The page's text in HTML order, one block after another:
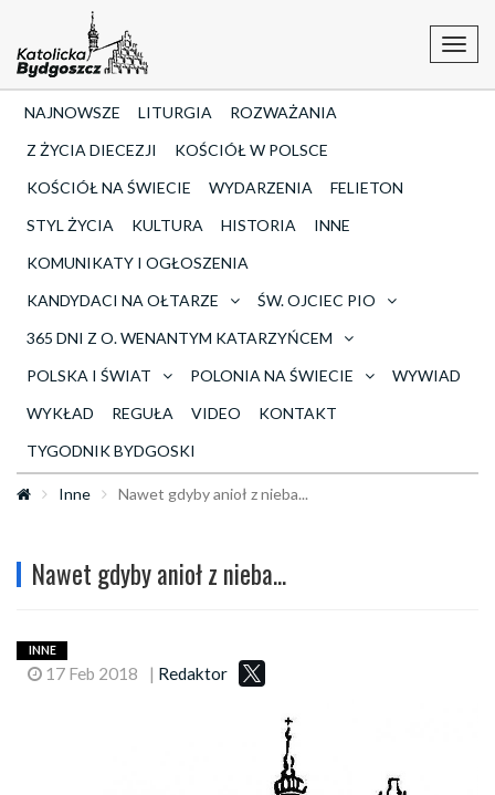
NAJNOWSZE LITURGIA
ROZWAŻANIA
Z ŻYCIA DIECEZJI
KOŚCIÓŁ W POLSCE
KOŚCIÓŁ NA ŚWIECIE
WYDARZENIA
FELIETON
STYL ŻYCIA
KULTURA HISTORIA
INNE
KOMUNIKATY I OGŁOSZENIA
KANDYDACI NA OŁTARZE
ŚW. OJCIEC PIO
365 DNI Z O. WENANTYM KATARZYŃCEM
POLSKA I ŚWIAT
POLONIA NA ŚWIECIE
WYWIAD
WYKŁAD
REGUŁA VIDEO
KONTAKT
TYGODNIK BYDGOSKI
Inne Nawet gdyby anioł z nieba...
Nawet gdyby anioł z nieba...
INNE
17 Feb 2018 | Redaktor